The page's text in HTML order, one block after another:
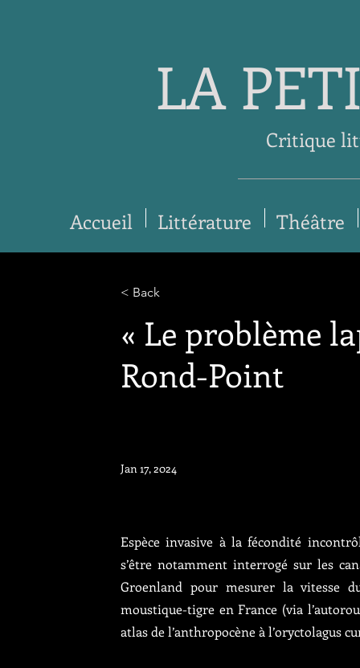
LA
Critique
Accueil Littérature Théâtre
< Back
« Le problème
Rond-Point
Jan 17, 2024
Espèce invasive à la fécondité
s’être notamment interrogé sur les
Groenland pour mesurer la vitesse
moustique-tigre en France (via
atlas de l’anthropocène à l’oryctolagus